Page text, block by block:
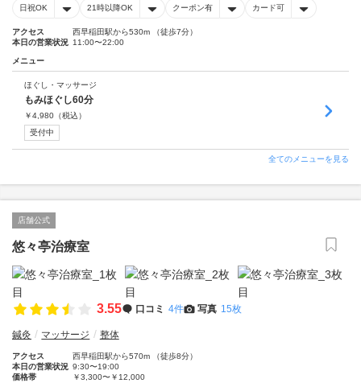
日祝OK 21時以降OK クーポン有 カード可
アクセス
西早稲田駅から530m （徒歩7分）
本日の営業状況 11:00〜22:00
メニュー
ほぐし・マッサージ
もみほぐし60分
￥4,980 （税込）
受付中
全てのメニューを見る
店舗公式
悠々亭治療室
3.55 口コミ 4件 写真 15枚
鍼灸 マッサージ 整体
アクセス
西早稲田駅から570m （徒歩8分）
本日の営業状況 9:30〜19:00
価格帯
￥3,300〜￥12,000